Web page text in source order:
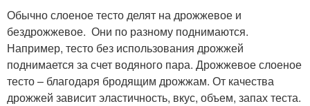
Обычно слоеное тесто делят на дрожжевое и
бездрожжевое. Они по разному поднимаются.
Например, тесто без использования дрожжей
поднимается за счет водяного пара. Дрожжевое слоеное
тесто – благодаря бродящим дрожжам. От качества
дрожжей зависит эластичность, вкус, объем, запах теста.